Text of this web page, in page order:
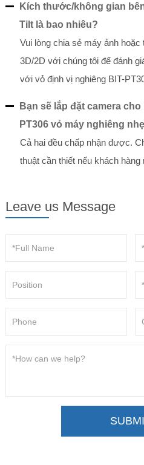
Kích thước/không gian
Tilt là bao nhiêu?
Vui lòng chia sẻ máy ảnh
3D/2D với chúng tôi để đánh
với vỏ định vị nghiêng BIT-
Bạn sẽ lắp đặt camera
PT306 vỏ máy nghiêng
Cả hai đều chấp nhận được.
thuật cần thiết nếu khách hàng
Leave us Message